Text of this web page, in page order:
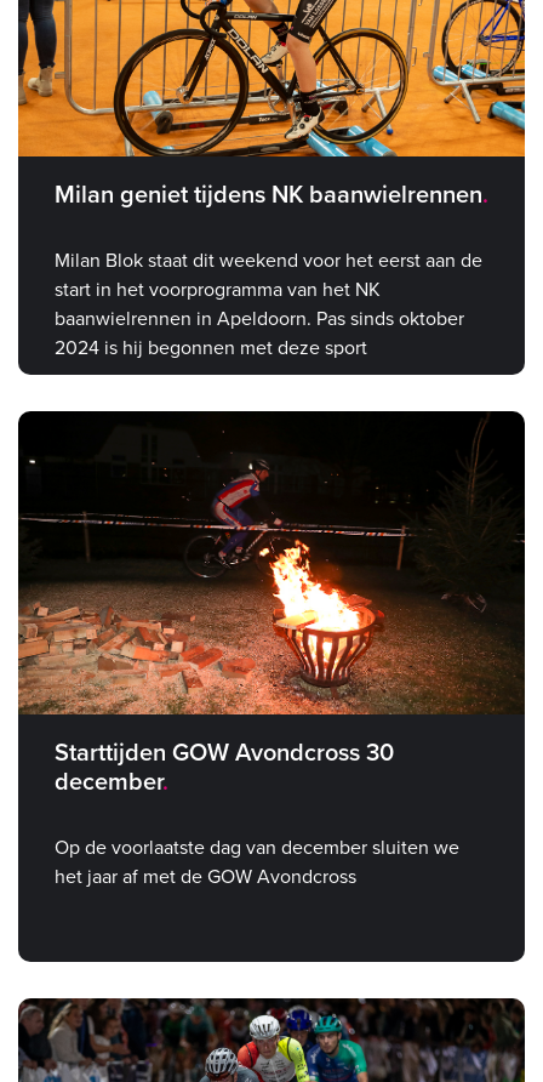
Milan geniet tijdens NK baanwielrennen
Milan Blok staat dit weekend voor het eerst aan de
start in het voorprogramma van het NK
baanwielrennen in Apeldoorn. Pas sinds oktober
2024 is hij begonnen met deze sport
Starttijden GOW Avondcross 30
december
Op de voorlaatste dag van december sluiten we
het jaar af met de GOW Avondcross